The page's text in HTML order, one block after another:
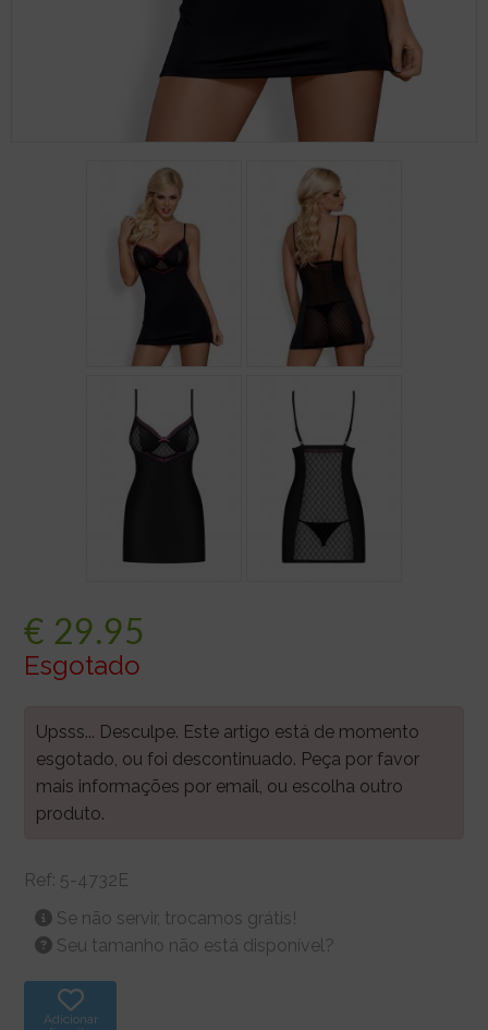
€ 29.95
Esgotado
Upsss... Desculpe. Este artigo está de momento
esgotado, ou foi descontinuado. Peça por favor
mais informações por email, ou escolha outro
produto.
Ref: 5-4732E
Se não servir, trocamos grátis!
Seu tamanho não está disponível?
Adicionar